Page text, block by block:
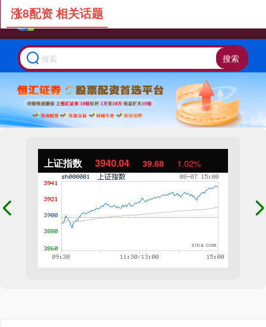
搜索
上证指数 3940.04 39.68 1.02%
涨8配资 相关话题